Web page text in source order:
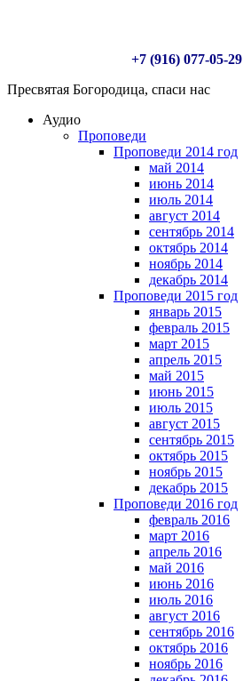
+7 (916) 077-05-29
Пресвятая Богородица, спаси нас
Аудио
Проповеди
Проповеди 2014 год
май 2014
июнь 2014
июль 2014
август 2014
сентябрь 2014
октябрь 2014
ноябрь 2014
декабрь 2014
Проповеди 2015 год
январь 2015
февраль 2015
март 2015
апрель 2015
май 2015
июнь 2015
июль 2015
август 2015
сентябрь 2015
октябрь 2015
ноябрь 2015
декабрь 2015
Проповеди 2016 год
февраль 2016
март 2016
апрель 2016
май 2016
июнь 2016
июль 2016
август 2016
сентябрь 2016
октябрь 2016
ноябрь 2016